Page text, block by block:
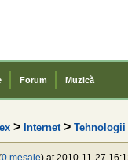
Forum Muzică
> Internet> Tehnologii